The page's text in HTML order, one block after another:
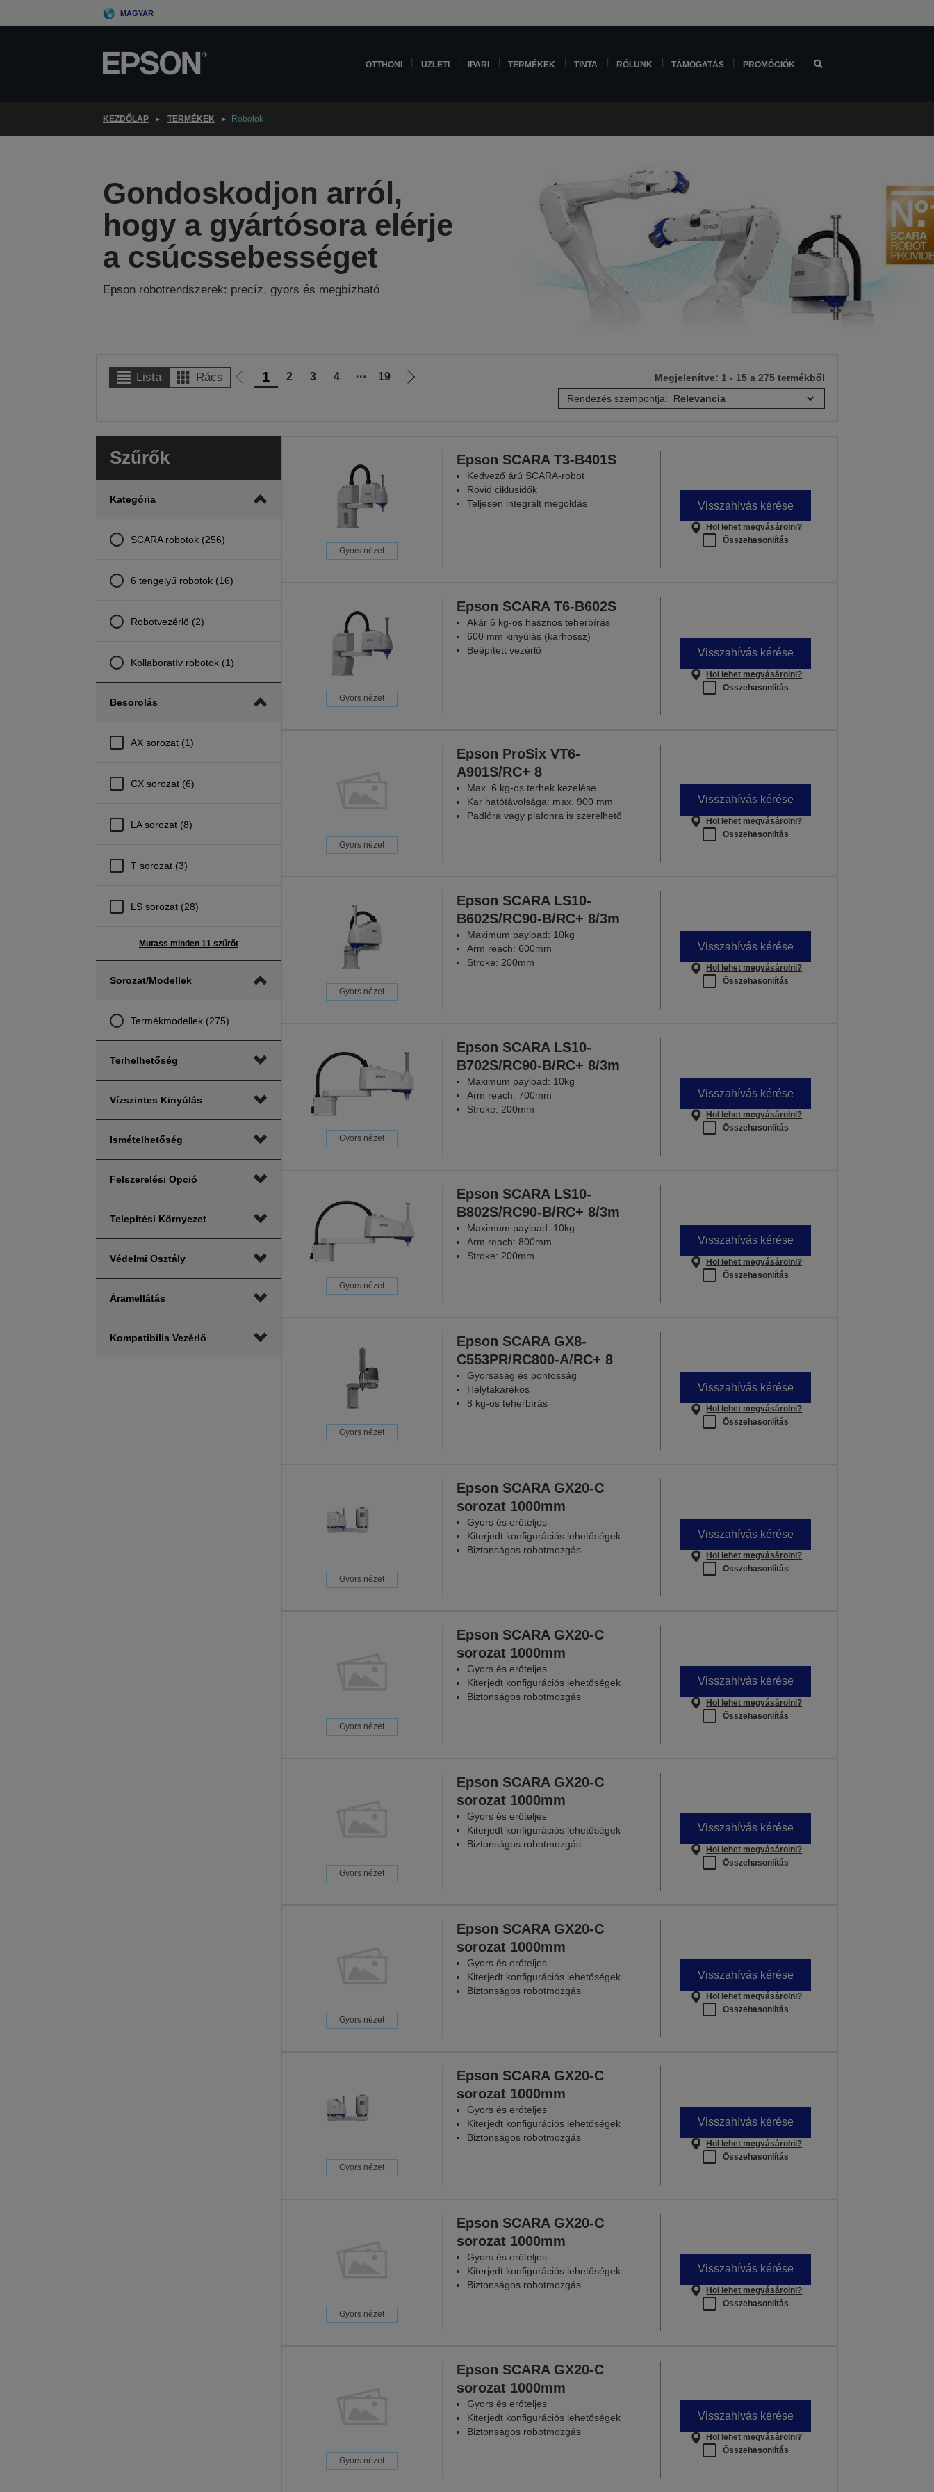
to
MAGYAR
OTTHONI ÜZLETI IPARI TERMÉKEK TINTA RÓLUNK TÁMOGATÁS PROMÓCIÓK
KEZDŐLAP TERMÉKEK Robotok
Gondoskodjon arról,
hogy a gyártósora elérje
a csúcssebességet
Epson robotrendszerek: precíz, gyors és megbízható
Lista Rács
Előző
1 2 3 4 ⋯ 19
Következő
Megjelenítve: 1 - 15 a 275 termékből
Rendezés szempontja:
Szűrők
Kategória
SCARA robotok (256)
6 tengelyű robotok (16)
Robotvezérlő (2)
Kollaboratív robotok (1)
Besorolás
AX sorozat (1)
CX sorozat (6)
LA sorozat (8)
T sorozat (3)
LS sorozat (28)
Mutass minden 11 szűrőt
Sorozat/modellek
Termékmodellek (275)
Terhelhetőség
Vízszintes Kinyúlás
Ismételhetőség
Felszerelési Opció
Telepítési Környezet
Védelmi Osztály
Áramellátás
Kompatibilis Vezérlő
Gyors nézet
Epson SCARA T3-B401S
Kedvező árú SCARA-robot
Rövid ciklusidők
Teljesen integrált megoldás
Visszahívás kérése
Hol lehet megvásárolni?
Összehasonlítás
Gyors nézet
Epson SCARA T6-B602S
Akár 6 kg-os hasznos teherbírás
600 mm kinyúlás (karhossz)
Beépített vezérlő
Visszahívás kérése
Hol lehet megvásárolni?
Összehasonlítás
Gyors nézet
Epson ProSix VT6-
A901S/RC+ 8
Max. 6 kg-os terhek kezelése
Kar hatótávolsága: max. 900 mm
Padlóra vagy plafonra is szerelhető
Visszahívás kérése
Hol lehet megvásárolni?
Összehasonlítás
Gyors nézet
Epson SCARA LS10-
B602S/RC90-B/RC+ 8/3m
Maximum payload: 10kg
Arm reach: 600mm
Stroke: 200mm
Visszahívás kérése
Hol lehet megvásárolni?
Összehasonlítás
Gyors nézet
Epson SCARA LS10-
B702S/RC90-B/RC+ 8/3m
Maximum payload: 10kg
Arm reach: 700mm
Stroke: 200mm
Visszahívás kérése
Hol lehet megvásárolni?
Összehasonlítás
Gyors nézet
Epson SCARA LS10-
B802S/RC90-B/RC+ 8/3m
Maximum payload: 10kg
Arm reach: 800mm
Stroke: 200mm
Visszahívás kérése
Hol lehet megvásárolni?
Összehasonlítás
Gyors nézet
Epson SCARA GX8-
C553PR/RC800-A/RC+ 8
Gyorsaság és pontosság
Helytakarékos
8 kg-os teherbírás
Visszahívás kérése
Hol lehet megvásárolni?
Összehasonlítás
Gyors nézet
Epson SCARA GX20-C
sorozat 1000mm
Gyors és erőteljes
Kiterjedt konfigurációs lehetőségek
Biztonságos robotmozgás
Visszahívás kérése
Hol lehet megvásárolni?
Összehasonlítás
Gyors nézet
Epson SCARA GX20-C
sorozat 1000mm
Gyors és erőteljes
Kiterjedt konfigurációs lehetőségek
Biztonságos robotmozgás
Visszahívás kérése
Hol lehet megvásárolni?
Összehasonlítás
Gyors nézet
Epson SCARA GX20-C
sorozat 1000mm
Gyors és erőteljes
Kiterjedt konfigurációs lehetőségek
Biztonságos robotmozgás
Visszahívás kérése
Hol lehet megvásárolni?
Összehasonlítás
Gyors nézet
Epson SCARA GX20-C
sorozat 1000mm
Gyors és erőteljes
Kiterjedt konfigurációs lehetőségek
Biztonságos robotmozgás
Visszahívás kérése
Hol lehet megvásárolni?
Összehasonlítás
Gyors nézet
Epson SCARA GX20-C
sorozat 1000mm
Gyors és erőteljes
Kiterjedt konfigurációs lehetőségek
Biztonságos robotmozgás
Visszahívás kérése
Hol lehet megvásárolni?
Összehasonlítás
Gyors nézet
Epson SCARA GX20-C
sorozat 1000mm
Gyors és erőteljes
Kiterjedt konfigurációs lehetőségek
Biztonságos robotmozgás
Visszahívás kérése
Hol lehet megvásárolni?
Összehasonlítás
Gyors nézet
Epson SCARA GX20-C
sorozat 1000mm
Gyors és erőteljes
Kiterjedt konfigurációs lehetőségek
Biztonságos robotmozgás
Visszahívás kérése
Hol lehet megvásárolni?
Összehasonlítás